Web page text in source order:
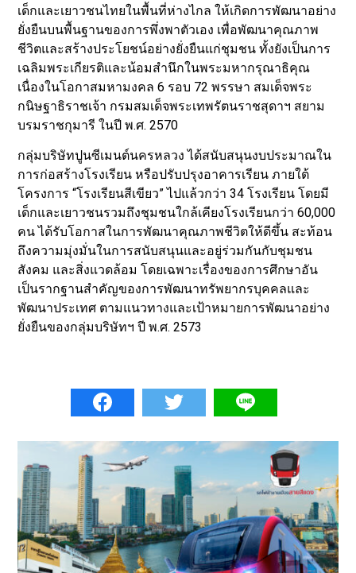
เด็กและเยาวชนไทยในพื้นที่ห่างไกล ให้เกิดการพัฒนาอย่าง
ยั่งยืนบนพื้นฐานของการพึ่งพาตัวเอง เพื่อพัฒนาคุณภาพ
ชีวิตและสร้างประโยชน์อย่างยั่งยืนแก่ชุมชน ทั้งยังเป็นการ
เฉลิมพระเกียรติและน้อมสำนึกในพระมหากรุณาธิคุณ
เนื่องในโอกาสมหามงคล 6 รอบ 72 พรรษา สมเด็จพระ
กนิษฐาธิราชเจ้า กรมสมเด็จพระเทพรัตนราชสุดาฯ สยาม
บรมราชกุมารี ในปี พ.ศ. 2570
กลุ่มบริษัทปูนซีเมนต์นครหลวง ได้สนับสนุนงบประมาณใน
การก่อสร้างโรงเรียน หรือปรับปรุงอาคารเรียน ภายใต้
โครงการ “โรงเรียนสีเขียว” ไปแล้วกว่า 34 โรงเรียน โดยมี
เด็กและเยาวชนรวมถึงชุมชนใกล้เคียงโรงเรียนกว่า 60,000
คน ได้รับโอกาสในการพัฒนาคุณภาพชีวิตให้ดีขึ้น สะท้อน
ถึงความมุ่งมั่นในการสนับสนุนและอยู่ร่วมกันกับชุมชน
สังคม และสิ่งแวดล้อม โดยเฉพาะเรื่องของการศึกษาอัน
เป็นรากฐานสำคัญของการพัฒนาทรัพยากรบุคคลและ
พัฒนาประเทศ ตามแนวทางและเป้าหมายการพัฒนาอย่าง
ยั่งยืนของกลุ่มบริษัทฯ ปี พ.ศ. 2573